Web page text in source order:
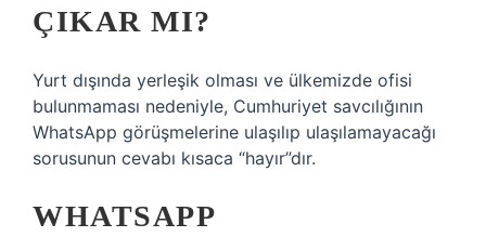
ÇIKAR MI?
Yurt dışında yerleşik olması ve ülkemizde ofisi
bulunmaması nedeniyle, Cumhuriyet savcılığının
WhatsApp görüşmelerine ulaşılıp ulaşılamayacağı
sorusunun cevabı kısaca “hayır”dır.
WHATSAPP